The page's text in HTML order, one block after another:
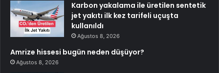
Karbon yakalama ile üretilen sentetik
jet yakıtı ilk kez tarifeli uçuşta
kullanıldı
Ağustos 8, 2026
Amrize hissesi bugün neden düşüyor?
Ağustos 8, 2026